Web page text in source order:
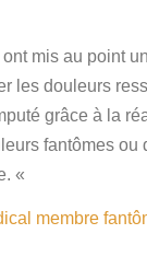
mis au point
les douleurs
grâce à la
fantômes ou
«
membre